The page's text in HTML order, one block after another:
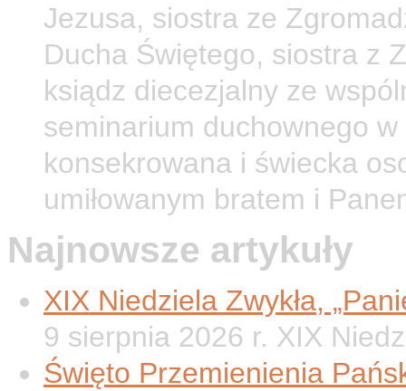
Jezusa, siostra ze
Ducha Świętego, siostra z
ksiądz diecezjalny ze
seminarium duchownego
konsekrowana i świecka
umiłowanym bratem i
Najnowsze artykuły
XIX Niedziela Zwykła,
9 sierpnia 2026 r. XIX
Święto Przemienienia